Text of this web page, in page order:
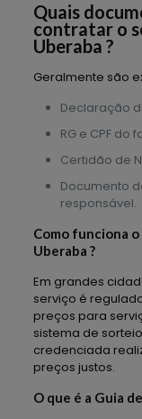
Quais
contratar o
Uberaba ?
Geralmente são
Declaração
RG e CPF do
Certidão de
Documento
responsável.
Como funciona
Uberaba ?
Em grandes
serviço é
preços para
sistema de
credenciada
preços justos.
O que é a Guia